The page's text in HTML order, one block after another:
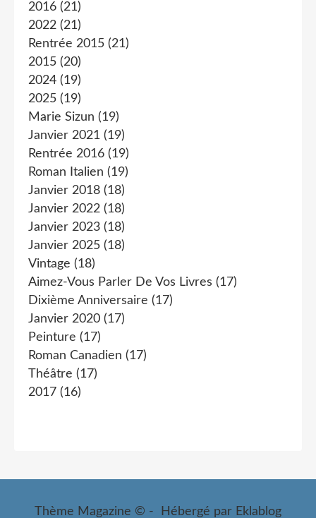
2016 (21)
2022 (21)
Rentrée 2015 (21)
2015 (20)
2024 (19)
2025 (19)
Marie Sizun (19)
Janvier 2021 (19)
Rentrée 2016 (19)
Roman Italien (19)
Janvier 2018 (18)
Janvier 2022 (18)
Janvier 2023 (18)
Janvier 2025 (18)
Vintage (18)
Aimez-Vous Parler De Vos Livres (17)
Dixième Anniversaire (17)
Janvier 2020 (17)
Peinture (17)
Roman Canadien (17)
Théâtre (17)
2017 (16)
Thème Magazine © - Hébergé par Eklablog